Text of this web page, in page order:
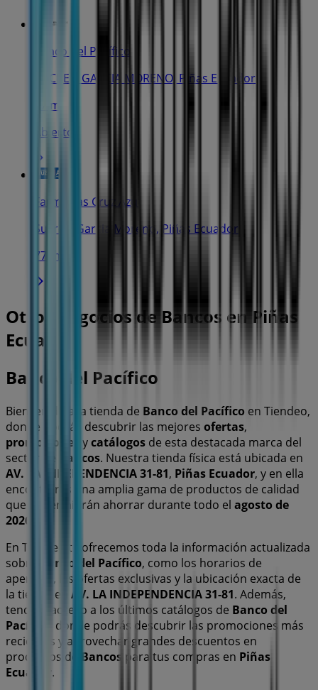
Banco del Pacífico
SUCRE Y GARCIA MORENO, Piñas Ecuador
77 m
Abierto
Farmacias Cruz Azul
Sucre y Garcia Moreno, Piñas Ecuador
77 m
Otros negocios de Bancos en Piñas
Ecuador
Banco del Pacífico
Bienvenido a la tienda de Banco del Pacífico en Tiendeo,
donde podrás descubrir las mejores ofertas,
promociones ycatálogos de esta destacada marca del
sector de
Bancos. Nuestra tienda física está ubicada en
AV. LA INDEPENDENCIA 31-81, Piñas Ecuador, y en ella
encontrarás una amplia gama de productos de calidad
que te permitirán ahorrar durante todo el agosto de
2026
En Tiendeo te ofrecemos toda la información actualizada
sobre
Banco del Pacífico, como los horarios de
apertura, las ofertas exclusivas y la ubicación exacta de
la tienda en AV. LA INDEPENDENCIA 31-81. Además,
tendrás acceso a los últimos catálogos de Banco del
Pacífico
, donde podrás descubrir las promociones más
recientes y aprovechar grandes descuentos en
productos de
Bancos para tus compras en Piñas
Ecuador .